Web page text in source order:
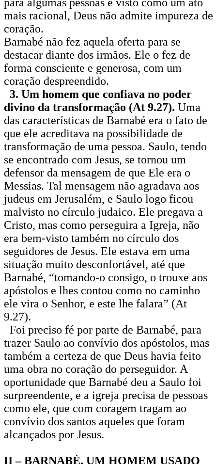
mais racional, Deus não admite impureza de
coração.
Barnabé não fez aquela oferta para se
destacar diante dos irmãos. Ele o fez de
forma consciente e generosa, com um
coração despreendido.
3. Um homem que confiava no poder
divino da transformação (At 9.27). Uma
das características de Barnabé era o fato de
que ele acreditava na possibilidade de
transformação de uma pessoa. Saulo, tendo
se encontrado com Jesus, se tornou um
defensor da mensagem de que Ele era o
Messias. Tal mensagem não agradava aos
judeus em Jerusalém, e Saulo logo ficou
malvisto no círculo judaico. Ele pregava a
Cristo, mas como perseguira a Igreja, não
era bem-visto também no círculo dos
seguidores de Jesus. Ele estava em uma
situação muito desconfortável, até que
Barnabé, “tomando-o consigo, o trouxe aos
apóstolos e lhes contou como no caminho
ele vira o Senhor, e este lhe falara” (At
9.27).
Foi preciso fé por parte de Barnabé, para
trazer Saulo ao convívio dos apóstolos, mas
também a certeza de que Deus havia feito
uma obra no coração do perseguidor. A
oportunidade que Barnabé deu a Saulo foi
surpreendente, e a igreja precisa de pessoas
como ele, que com coragem tragam ao
convívio dos santos aqueles que foram
alcançados por Jesus.
II – BARNABÉ, UM HOMEM USADO